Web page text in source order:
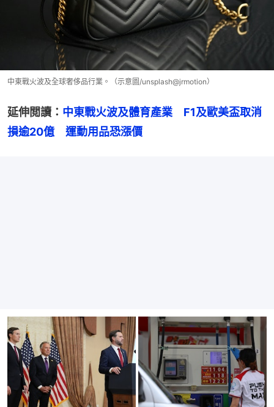
中東戰火波及全球奢侈品行業。（示意圖/unsplash@jrmotion）
延伸閲讀： 中東戰火波及體育產業　F1及歐美盃取消
損逾20億　運動用品恐漲價